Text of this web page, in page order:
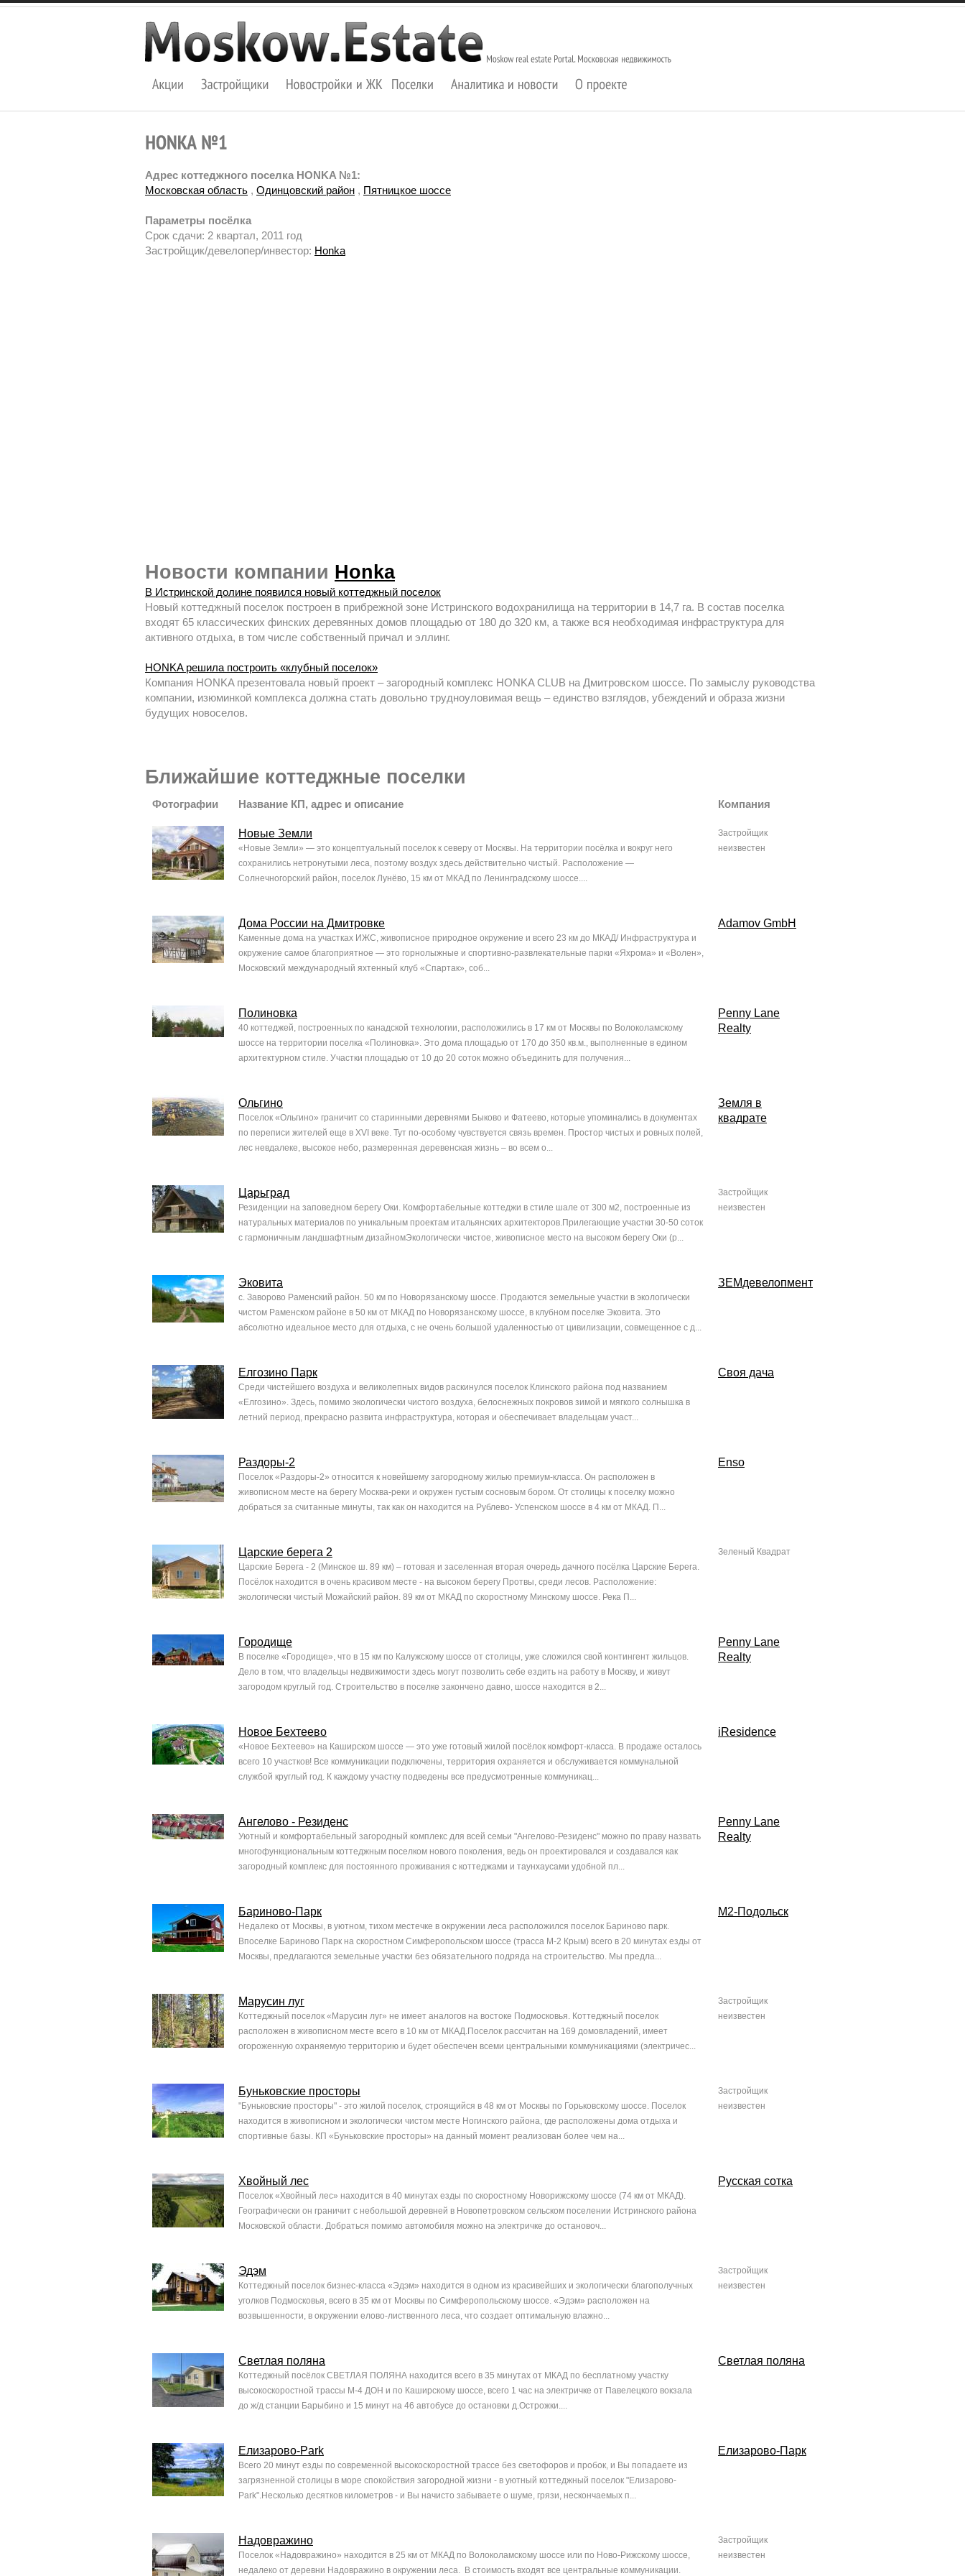
Адрес коттеджного поселка HONKA №1:
Московская область , Одинцовский район , Пятницкое шоссе
Параметры посёлка
Срок сдачи: 2 квартал, 2011 год
Застройщик/девелопер/инвестор: Honka
Новости компании Honka
В Истринской долине появился новый коттеджный поселок
Новый коттеджный поселок построен в прибрежной зоне Истринского водохранилища на территории в 14,7 га. В состав поселка
входят 65 классических финских деревянных домов площадью от 180 до 320 км, а также вся необходимая инфраструктура для
активного отдыха, в том числе собственный причал и эллинг.
HONKA решила построить «клубный поселок»
Компания HONKA презентовала новый проект – загородный комплекс HONKA CLUB на Дмитровском шоссе. По замыслу руководства
компании, изюминкой комплекса должна стать довольно трудноуловимая вещь – единство взглядов, убеждений и образа жизни
будущих новоселов.
Ближайшие коттеджные поселки
Фотографии Название КП, адрес и описание Компания
Новые Земли
«Новые Земли» — это концептуальный поселок к северу от Москвы. На территории посёлка и вокруг него
сохранились нетронутыми леса, поэтому воздух здесь действительно чистый. Расположение —
Солнечногорский район, поселок Лунёво, 15 км от МКАД по Ленинградскому шоссе....
Застройщик
неизвестен
Дома России на Дмитровке
Каменные дома на участках ИЖС, живописное природное окружение и всего 23 км до МКАД/ Инфраструктура и
окружение самое благоприятное — это горнолыжные и спортивно-развлекательные парки «Яхрома» и «Волен»,
Московский международный яхтенный клуб «Спартак», соб...
Adamov GmbH
Полиновка
40 коттеджей, построенных по канадской технологии, расположились в 17 км от Москвы по Волоколамскому
шоссе на территории поселка «Полиновка». Это дома площадью от 170 до 350 кв.м., выполненные в едином
архитектурном стиле. Участки площадью от 10 до 20 соток можно объединить для получения...
Penny Lane
Realty
Ольгино
Поселок «Ольгино» граничит со старинными деревнями Быково и Фатеево, которые упоминались в документах
по переписи жителей еще в XVI веке. Тут по-особому чувствуется связь времен. Простор чистых и ровных полей,
лес невдалеке, высокое небо, размеренная деревенская жизнь – во всем о...
Земля в
квадрате
Царьград
Резиденции на заповедном берегу Оки. Комфортабельные коттеджи в стиле шале от 300 м2, построенные из
натуральных материалов по уникальным проектам итальянских архитекторов.Прилегающие участки 30-50 соток
с гармоничным ландшафтным дизайномЭкологически чистое, живописное место на высоком берегу Оки (р...
Застройщик
неизвестен
Эковита
с. Заворово Раменский район. 50 км по Новорязанскому шоссе. Продаются земельные участки в экологически
чистом Раменском районе в 50 км от МКАД по Новорязанскому шоссе, в клубном поселке Эковита. Это
абсолютно идеальное место для отдыха, с не очень большой удаленностью от цивилизации, совмещенное с д...
ЗЕМдевелопмент
Елгозино Парк
Среди чистейшего воздуха и великолепных видов раскинулся поселок Клинского района под названием
«Елгозино». Здесь, помимо экологически чистого воздуха, белоснежных покровов зимой и мягкого солнышка в
летний период, прекрасно развита инфраструктура, которая и обеспечивает владельцам участ...
Своя дача
Раздоры-2
Поселок «Раздоры-2» относится к новейшему загородному жилью премиум-класса. Он расположен в
живописном месте на берегу Москва-реки и окружен густым сосновым бором. От столицы к поселку можно
добраться за считанные минуты, так как он находится на Рублево- Успенском шоссе в 4 км от МКАД. П...
Enso
Царские берега 2
Царские Берега - 2 (Минское ш. 89 км) – готовая и заселенная вторая очередь дачного посёлка Царские Берега.
Посёлок находится в очень красивом месте - на высоком берегу Протвы, среди лесов. Расположение:
экологически чистый Можайский район. 89 км от МКАД по скоростному Минскому шоссе. Река П...
Зеленый Квадрат
Городище
В поселке «Городище», что в 15 км по Калужскому шоссе от столицы, уже сложился свой контингент жильцов.
Дело в том, что владельцы недвижимости здесь могут позволить себе ездить на работу в Москву, и живут
загородом круглый год. Строительство в поселке закончено давно, шоссе находится в 2...
Penny Lane
Realty
Новое Бехтеево
«Новое Бехтеево» на Каширском шоссе — это уже готовый жилой посёлок комфорт-класса. В продаже осталось
всего 10 участков! Все коммуникации подключены, территория охраняется и обслуживается коммунальной
службой круглый год. К каждому участку подведены все предусмотренные коммуникац...
iResidence
Ангелово - Резиденс
Уютный и комфортабельный загородный комплекс для всей семьи "Ангелово-Резиденс" можно по праву назвать
многофункциональным коттеджным поселком нового поколения, ведь он проектировался и создавался как
загородный комплекс для постоянного проживания с коттеджами и таунхаусами удобной пл...
Penny Lane
Realty
Бариново-Парк
Недалеко от Москвы, в уютном, тихом местечке в окружении леса расположился поселок Бариново парк.
Впоселке Бариново Парк на скоростном Симферопольском шоссе (трасса М-2 Крым) всего в 20 минутах езды от
Москвы, предлагаются земельные участки без обязательного подряда на строительство. Мы предла...
М2-Подольск
Марусин луг
Коттеджный поселок «Марусин луг» не имеет аналогов на востоке Подмосковья. Коттеджный поселок
расположен в живописном месте всего в 10 км от МКАД.Поселок рассчитан на 169 домовладений, имеет
огороженную охраняемую территорию и будет обеспечен всеми центральными коммуникациями (электричес...
Застройщик
неизвестен
Буньковские просторы
"Буньковские просторы" - это жилой поселок, строящийся в 48 км от Москвы по Горьковскому шоссе. Поселок
находится в живописном и экологически чистом месте Ногинского района, где расположены дома отдыха и
спортивные базы. КП «Буньковские просторы» на данный момент реализован более чем на...
Застройщик
неизвестен
Хвойный лес
Поселок «Хвойный лес» находится в 40 минутах езды по скоростному Новорижскому шоссе (74 км от МКАД).
Географически он граничит с небольшой деревней в Новопетровском сельском поселении Истринского района
Московской области. Добраться помимо автомобиля можно на электричке до остановоч...
Русская сотка
Эдэм
Коттеджный поселок бизнес-класса «Эдэм» находится в одном из красивейших и экологически благополучных
уголков Подмосковья, всего в 35 км от Москвы по Симферопольскому шоссе. «Эдэм» расположен на
возвышенности, в окружении елово-лиственного леса, что создает оптимальную влажно...
Застройщик
неизвестен
Светлая поляна
Коттеджный посёлок СВЕТЛАЯ ПОЛЯНА находится всего в 35 минутах от МКАД по бесплатному участку
высокоскоростной трассы М-4 ДОН и по Каширскому шоссе, всего 1 час на электричке от Павелецкого вокзала
до ж/д станции Барыбино и 15 минут на 46 автобусе до остановки д.Острожки....
Светлая поляна
Елизарово-Park
Всего 20 минут езды по современной высокоскоростной трассе без светофоров и пробок, и Вы попадаете из
загрязненной столицы в море спокойствия загородной жизни - в уютный коттеджный поселок "Елизарово-
Park".Несколько десятков километров - и Вы начисто забываете о шуме, грязи, нескончаемых п...
Елизарово-Парк
Надовражино
Поселок «Надовражино» находится в 25 км от МКАД по Волоколамскому шоссе или по Ново-Рижскому шоссе,
недалеко от деревни Надовражино в окружении леса. В стоимость входят все центральные коммуникации.
Застройщик
неизвестен